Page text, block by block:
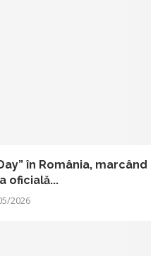
în România, marcând
oficială...
2026